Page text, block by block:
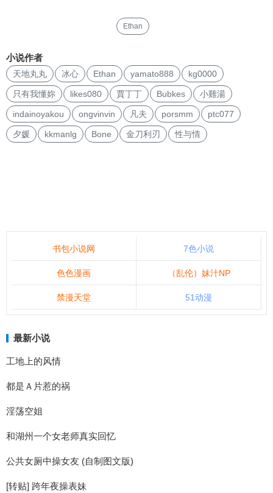
Ethan
小说作者
天地丸丸 冰心 Ethan yamato888 kg0000
只有我懂妳 likes080 賈丁丁 Bubkes 小雞湯
indainoyakou ongvinvin 凡夫 porsmm ptc077
夕媛 kkmanlg Bone 金刀利刃 性与情
书包小说网 7色小说
色色漫画 （乱伦）妹汁NP
禁漫天堂 51动漫
最新小说
工地上的风情
都是Ａ片惹的祸
淫荡空姐
和湖州一个女老师真实回忆
公共女厕中操女友 (自制图文版)
[转贴] 跨年夜操表妹